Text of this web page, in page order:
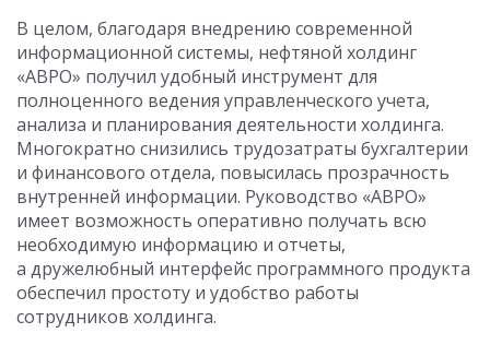
В целом, благодаря внедрению современной
информационной системы, нефтяной холдинг
«АВРО» получил удобный инструмент для
полноценного ведения управленческого учета,
анализа и планирования деятельности холдинга.
Многократно снизились трудозатраты бухгалтерии
и финансового отдела, повысилась прозрачность
внутренней информации. Руководство «АВРО»
имеет возможность оперативно получать всю
необходимую информацию и отчеты,
а дружелюбный интерфейс программного продукта
обеспечил простоту и удобство работы
сотрудников холдинга.